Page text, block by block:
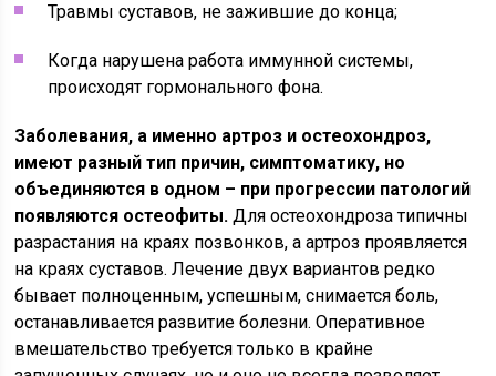
Травмы суставов, не зажившие до конца;
Когда нарушена работа иммунной системы,
происходят гормонального фона.
Заболевания, а именно артроз и остеохондроз,
имеют разный тип причин, симптоматику, но
объединяются в одном – при прогрессии патологий
появляются остеофиты.Для остеохондроза типичны
разрастания на краях позвонков, а артроз проявляется
на краях суставов. Лечение двух вариантов редко
бывает полноценным, успешным, снимается боль,
останавливается развитие болезни. Оперативное
вмешательство требуется только в крайне